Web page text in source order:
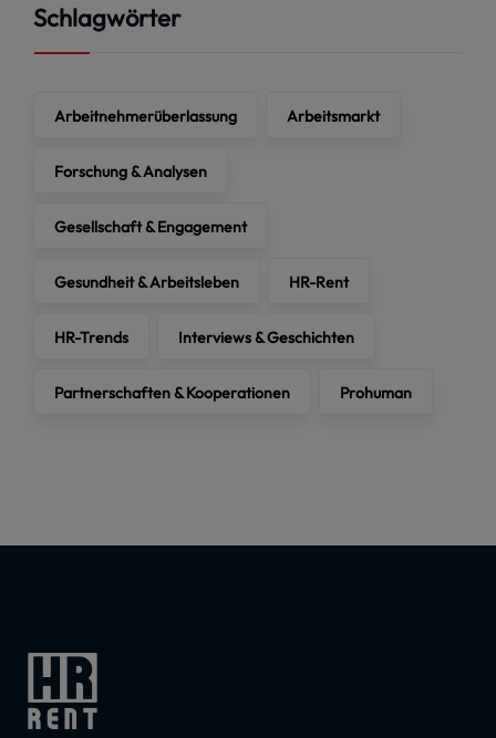
Schlagwörter
Arbeitnehmerüberlassung Arbeitsmarkt
Forschung & Analysen
Gesellschaft & Engagement
Gesundheit & Arbeitsleben HR-Rent
HR-Trends Interviews & Geschichten
Partnerschaften & Kooperationen Prohuman